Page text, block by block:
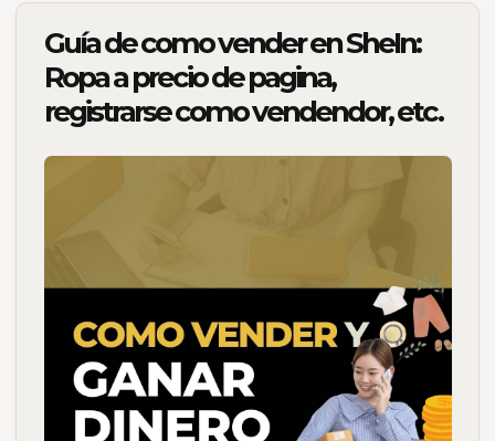
Guía de como vender en SheIn:
Ropa a precio de pagina,
registrarse como vendendor, etc.